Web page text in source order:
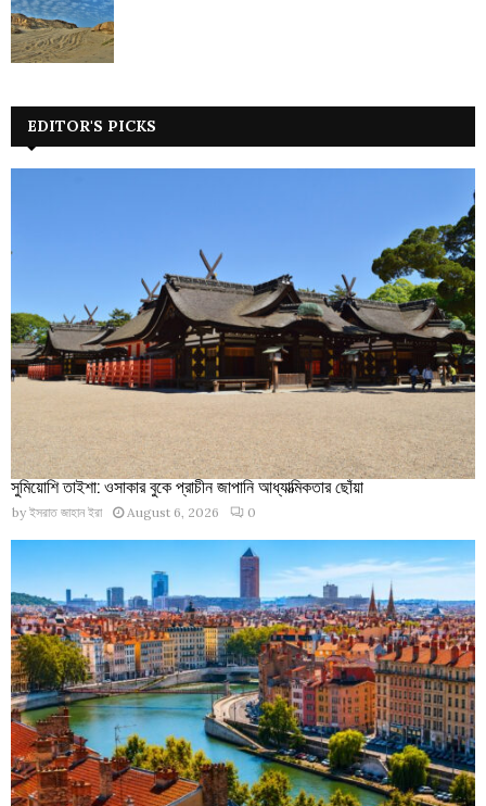
EDITOR'S PICKS
সুমিয়োশি তাইশা: ওসাকার বুকে প্রাচীন জাপানি আধ্যাত্মিকতার ছোঁয়া
by ইসরাত জাহান ইরা August 6, 2026 0